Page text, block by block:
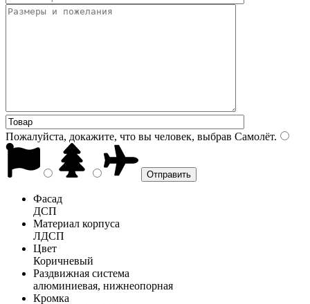
Пожалуйста, докажите, что вы человек, выбрав Самолёт.
Фасад
ДСП
Материал корпуса
ЛДСП
Цвет
Коричневый
Раздвижная система
алюминиевая, нижнеопорная
Кромка